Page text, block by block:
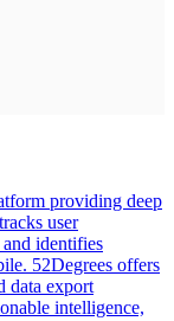
providing deep
user
and identifies
52Degrees offers
data export
intelligence,